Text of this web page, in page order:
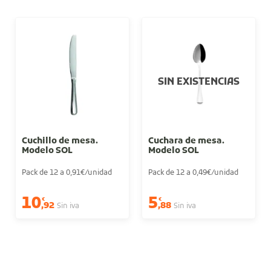
Cuchillo de mesa.
Modelo SOL
Pack de 12 a 0,91€/unidad
10€
,92 Sin iva
SIN EXISTENCIAS
Cuchara de mesa.
Modelo SOL
Pack de 12 a 0,49€/unidad
5€
,88 Sin iva